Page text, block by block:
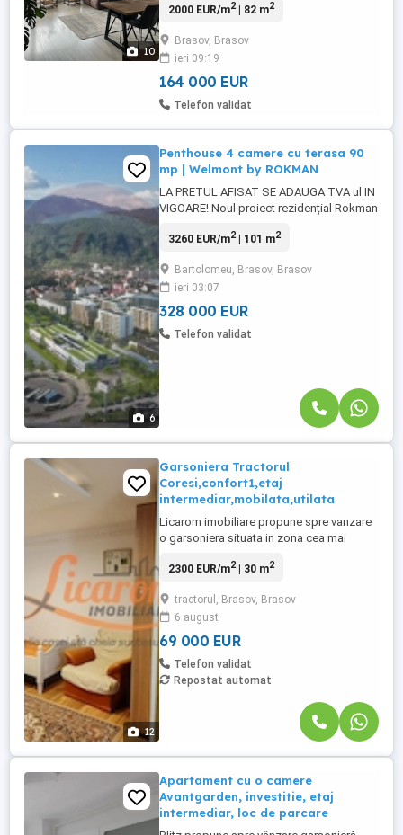
10
vânzare apartament cu 2 camere și 2 băi,
pe două laturi, cu suprafață utilă reală de
65 mp, la care se adaugă un balcon de 17
mp, situat într-unul din ...
2000 EUR/m2| 82 m2
Brasov, Brasov
ieri 09:19
164 000 EUR
Telefon validat
6
Penthouse 4 camere cu terasa 90
mp | Welmont by ROKMAN
LA PRETUL AFISAT SE ADAUGA TVA ul IN
VIGOARE! Noul proiect rezidențial Rokman
Polivalentă Brașov Descoperă un nou
poziționat excelent în proximitatea noii
Săli Polivalente din Brașov, la aproximativ
150 m distanță, ...
3260 EUR/m2| 101 m2
Bartolomeu, Brasov, Brasov
ieri 03:07
328 000 EUR
Telefon validat
12
Garsoniera Tractorul
Coresi,confort1,etaj
intermediar,mobilata,utilata
Licarom imobiliare propune spre vanzare
o garsoniera situata in zona cea mai
Daca esti in cautarea unei garsoniere care
accesabilitate ... Ai gasit locuinta perfecta
: confort 1, gresie, faianta, parchet,
geamuri termopan,usa ...
2300 EUR/m2| 30 m2
tractorul, Brasov, Brasov
6 august
69 000 EUR
Telefon validat
Repostat automat
Apartament cu o camere
Avantgarden, investitie, etaj
intermediar, loc de parcare